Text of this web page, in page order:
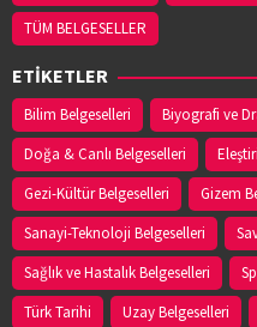
TÜM BELGESELLER
ETİKETLER
Bilim Belgeselleri Biyografi ve
Doğa & Canlı Belgeselleri
Gezi-Kültür Belgeselleri
Gizem
Sanayi-Teknoloji Belgeselleri
Sağlık ve Hastalık Belgeselleri
Türk Tarihi
Uzay Belgeselleri